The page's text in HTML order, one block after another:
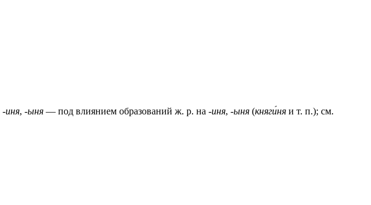
-иня, -ыня — под влиянием образований ж. р. на -иня, -ыня (княги́ня и т. п.); см.